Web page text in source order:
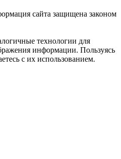
сайта защищена законом
технологии для
информации. Пользуясь
с их использованием.